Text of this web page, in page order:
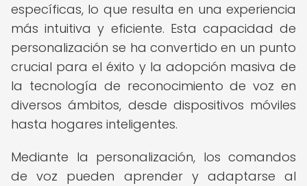
específicas, lo que resulta en una experiencia
más intuitiva y eficiente. Esta capacidad de
personalización se ha convertido en un punto
crucial para el éxito y la adopción masiva de
la tecnología de reconocimiento de voz en
diversos ámbitos, desde dispositivos móviles
hasta hogares inteligentes.
Mediante la personalización, los comandos
de voz pueden aprender y adaptarse al